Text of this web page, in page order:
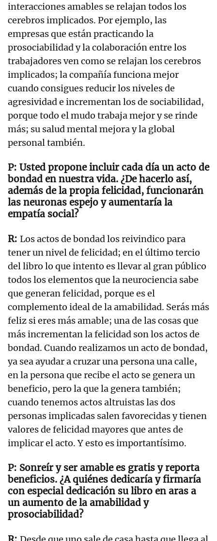
interacciones amables se relajan todos los
cerebros implicados. Por ejemplo, las
empresas que están practicando la
prosociabilidad y la colaboración entre los
trabajadores ven como se relajan los cerebros
implicados; la compañía funciona mejor
cuando consigues reducir los niveles de
agresividad e incrementan los de sociabilidad,
porque todo el mudo trabaja mejor y se rinde
más; su salud mental mejora y la global
personal también.
Usted propone incluir cada día un acto de
bondad en nuestra vida. ¿De hacerlo así,
además de la propia felicidad, funcionarán
las neuronas espejo y aumentaría la
empatía social?
Los actos de bondad los reivindico para
tener un nivel de felicidad; en el último tercio
del libro lo que intento es llevar al gran público
todos los elementos que la neurociencia sabe
que generan felicidad, porque es el
complemento ideal de la amabilidad. Serás más
feliz si eres más amable; una de las cosas que
más incrementan la felicidad son los actos de
bondad. Cuando realizamos un acto de bondad,
ya sea ayudar a cruzar una persona una calle,
en la persona que recibe el acto se genera un
beneficio, pero la que la genera también;
cuando tenemos actos altruistas las dos
personas implicadas salen favorecidas y tienen
valores de felicidad mayores que antes de
implicar el acto. Y esto es importantísimo.
Sonreír y ser amable es gratis y reporta
beneficios. ¿A quiénes dedicaría y firmaría
con especial dedicación su libro en aras a
un aumento de la amabilidad y
prosociabilidad?